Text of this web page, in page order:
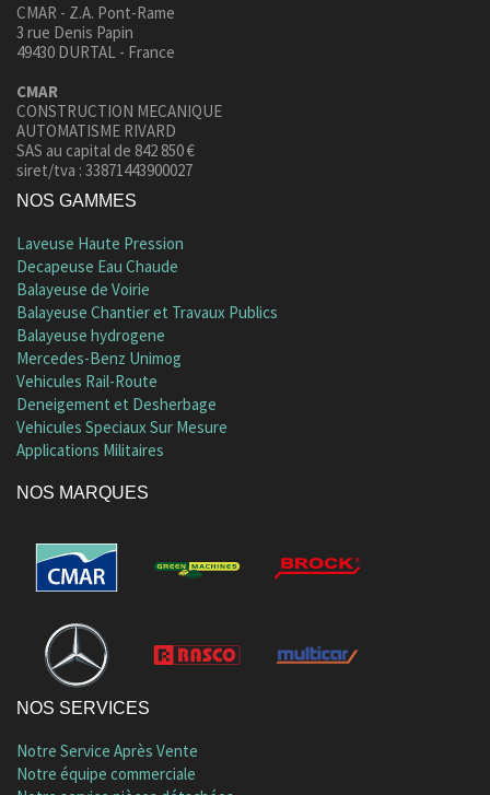
CMAR - Z.A. Pont-Rame
3 rue Denis Papin
49430 DURTAL - France
CMAR
CONSTRUCTION MECANIQUE
AUTOMATISME RIVARD
SAS au capital de 842 850 €
siret/tva : 33871443900027
NOS GAMMES
Laveuse Haute Pression
Decapeuse Eau Chaude
Balayeuse de Voirie
Balayeuse Chantier et Travaux Publics
Balayeuse hydrogene
Mercedes-Benz Unimog
Vehicules Rail-Route
Deneigement et Desherbage
Vehicules Speciaux Sur Mesure
Applications Militaires
NOS MARQUES
NOS SERVICES
Notre Service Après Vente
Notre équipe commerciale